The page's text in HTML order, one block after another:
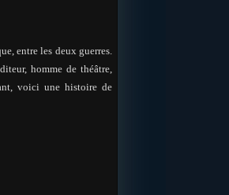
entre les deux guerres.
homme de théâtre,
voici une histoire de